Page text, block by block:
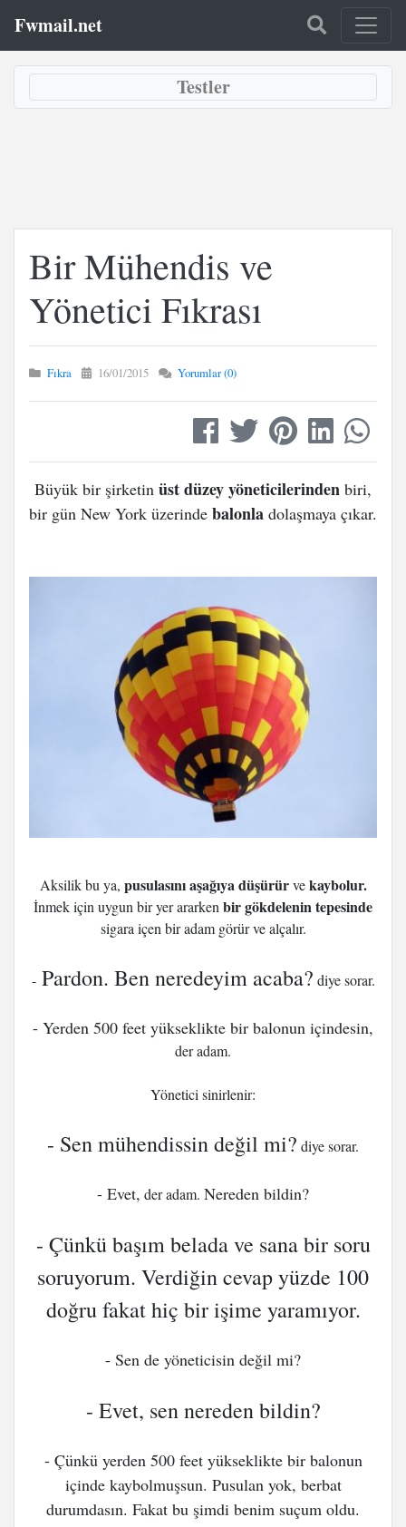
Fwmail.net
Testler
Bir Mühendis ve
Yönetici Fıkrası
Fıkra 16/01/2015 Yorumlar (0)
Büyük bir şirketin üst düzey yöneticilerinden biri,
bir gün New York üzerinde balonla dolaşmaya çıkar.
Aksilik bu ya, pusulasını aşağıya düşürürvekaybolur.
İnmek için uygun bir yer ararken bir gökdelenin tepesinde
sigara içen bir adam görür ve alçalır.
-Pardon. Ben neredeyim acaba? diye sorar.
- Yerden 500 feet yükseklikte bir balonun içindesin,
der adam.
Yönetici sinirlenir:
- Sen mühendissin değil mi? diye sorar.
- Evet, der adam. Nereden bildin?
- Çünkü başım belada ve sana bir soru
soruyorum. Verdiğin cevap yüzde 100
doğru fakat hiç bir işime yaramıyor.
- Sen de yöneticisin değil mi?
- Evet, sen nereden bildin?
- Çünkü yerden 500 feet yükseklikte bir balonun
içinde kaybolmuşsun. Pusulan yok, berbat
durumdasın. Fakat bu şimdi benim suçum oldu.